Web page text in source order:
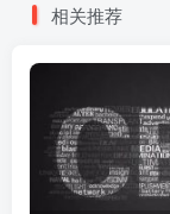
相关推荐